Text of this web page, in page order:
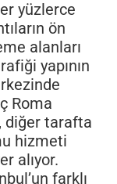
yüzlerce
ön
alanları
yapının
Roma
diğer tarafta
hizmeti
alıyor.
farklı